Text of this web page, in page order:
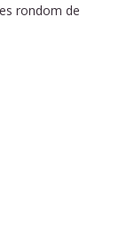
rondom de